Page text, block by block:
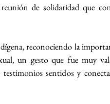
de solidaridad que
reconociendo la
un gesto que fue muy
testimonios sentidos y